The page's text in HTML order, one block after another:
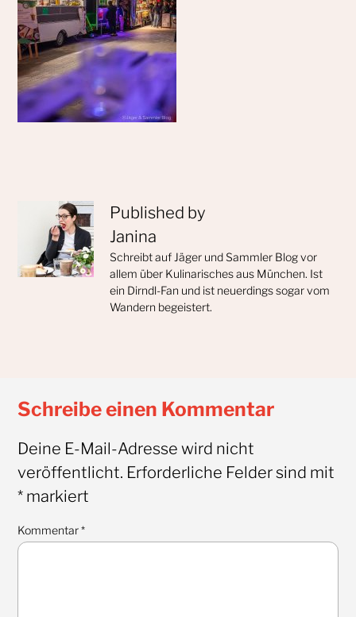
Published by
Janina
Schreibt auf Jäger und Sammler Blog vor
allem über Kulinarisches aus München. Ist
ein Dirndl-Fan und ist neuerdings sogar vom
Wandern begeistert.
Schreibe einen Kommentar
Deine E-Mail-Adresse wird nicht
veröffentlicht. Erforderliche Felder sind mit
*markiert
Kommentar*